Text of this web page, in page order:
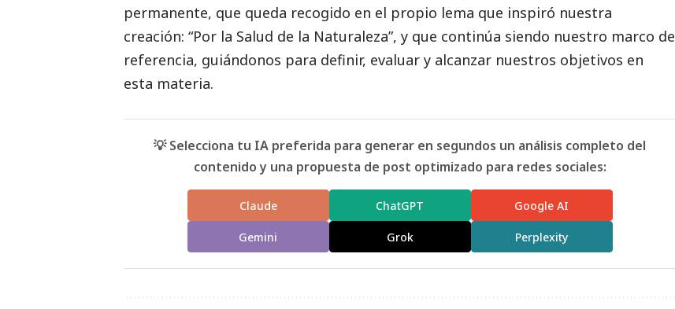
permanente, que queda recogido en el propio lema que inspiró nuestra
creación: “Por la Salud de la Naturaleza”, y que continúa siendo nuestro marco de
referencia, guiándonos para definir, evaluar y alcanzar nuestros objetivos en
esta materia.
💡 Selecciona tu IA preferida para generar en segundos un análisis completo del
contenido y una propuesta de post optimizado para redes sociales:
Claude ChatGPT Google AI
Gemini Grok Perplexity